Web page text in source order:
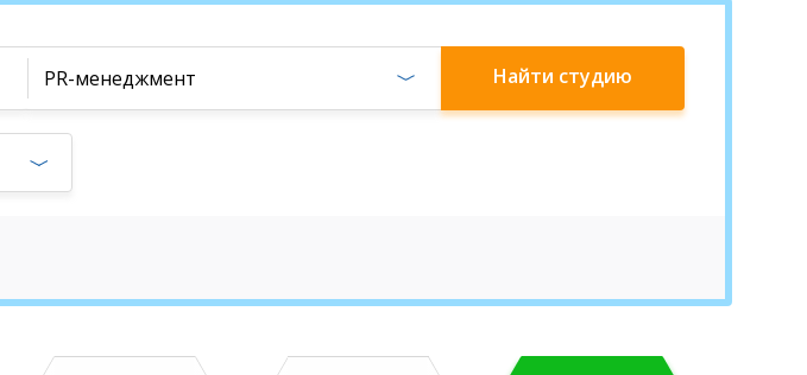
PR-менеджмент Найти студию